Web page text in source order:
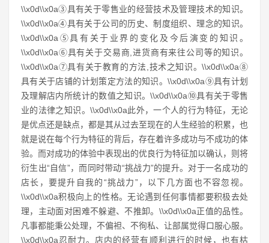
\\x0d\\x0a③具有关于零售业的经营技术及管理技术的知识。
\\x0d\\x0a④具有关于公司的历史、制度组织、理念的知识。
\\x0d\\x0a⑤具有关于业界的变化及今后演变的知识。
\\x0d\\x0a⑥具有关于交易商,进货商有来往公司等的知识。
\\x0d\\x0a⑦具有关于教育的方法,技术之知识。\\x0d\\x0a⑧
具有关于店铺的计划策定方法的知识。\\x0d\\x0a⑨具有计划
及理解店内所统计的数值之知识。\\x0d\\x0a⑩具有关于零售
业的法律之知识。\\x0d\\x0a此外，一个人的行为特征，无论
是优点还是缺点，都是其从过去至现在的人生经验的积累，也
就是说在每个行为特征的背后，存在着许多成功与不成功的体
验。而对成功的体验中表现出的优良行为特征加以确认，则将
衍生出“自信”，而同时带动“挑战力”的提升。对于一名成功的
店长，要提升自我的“挑战力”，以下几方面也不容忽视。
\\x0d\\x0a积极向上的性格。无论遇到任何事情都要积极去处
理，主动面对困难不躲避、不推卸。\\x0d\\x0a正值的品性。
凡事都能秉公处理，不偏袒、不徇私、让部属觉得口服心服。
\\x0d\\x0a忍耐力。店内的经营有顺利进行的时候，也有枯